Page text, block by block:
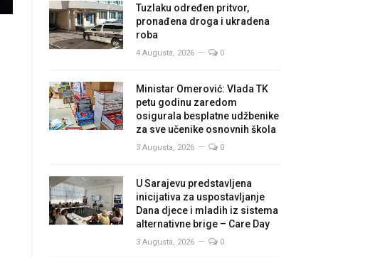
Tuzlaku određen pritvor,
pronađena droga i ukradena
roba
4 Augusta, 2026 0
Ministar Omerović: Vlada TK
petu godinu zaredom
osigurala besplatne udžbenike
za sve učenike osnovnih škola
3 Augusta, 2026 0
U Sarajevu predstavljena
inicijativa za uspostavljanje
Dana djece i mladih iz sistema
alternativne brige – Care Day
3 Augusta, 2026 0